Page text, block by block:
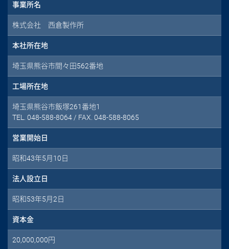
事業所名
株式会社 西倉製作所
本社所在地
埼玉県熊谷市間々田562番地
工場所在地
埼玉県熊谷市飯塚261番地1
TEL. 048-588-8064 / FAX. 048-588-8065
営業開始日
昭和43年5月10日
法人設立日
昭和53年5月2日
資本金
20,000,000円